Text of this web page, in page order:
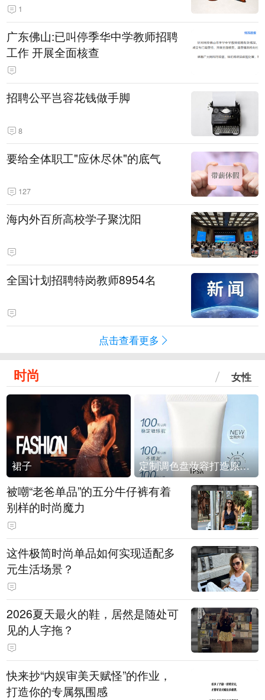
1
广东佛山:已叫停季华中学教师招聘
工作 开展全面核查
招聘公平岂容花钱做手脚
8
要给全体职工"应休尽休"的底气
127
海内外百所高校学子聚沈阳
全国计划招聘特岗教师8954名
点击查看更多
时尚 女性
裙子 定制调色盘妆容打造原生之美
被嘲“老爸单品”的五分牛仔裤有着
别样的时尚魔力
这件极简时尚单品如何实现适配多
元生活场景？
2026夏天最火的鞋，居然是随处可
见的人字拖？
快来抄“内娱审美天赋怪”的作业，
打造你的专属氛围感